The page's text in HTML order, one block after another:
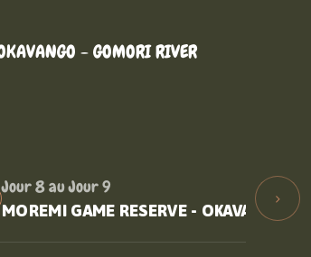
- GOMORI RIVER
Jour 8 au Jour 9
MOREMI GAME RESERVE - OKAVANGO -
›